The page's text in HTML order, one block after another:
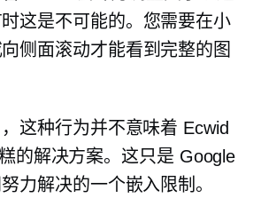
这是不可能的。您需要在小
侧面滚动才能看到完整的图
这种行为并不意味着 Ecwid
的解决方案。这只是 Google
力解决的一个嵌入限制。